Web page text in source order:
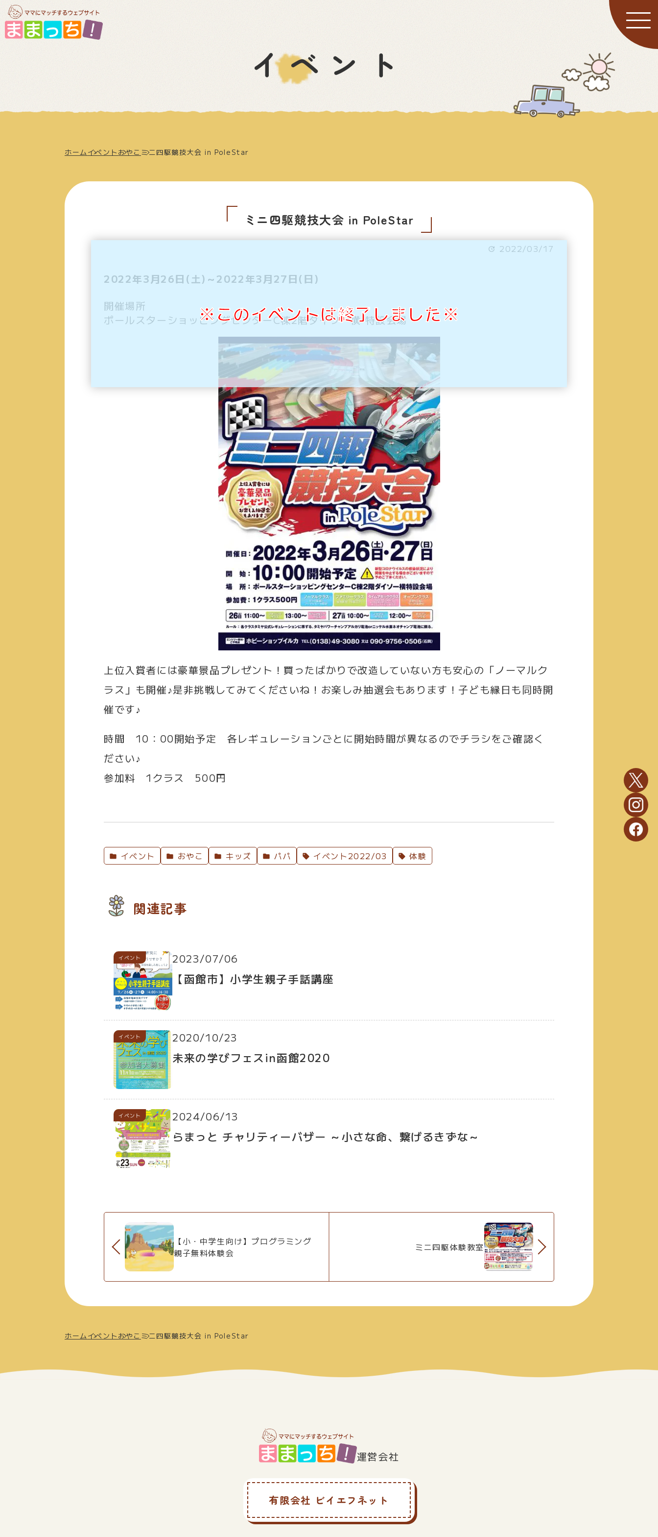
イベント
ホーム イベント おやこ ミニ四駆競技大会 in PoleStar
ミニ四駆競技大会 in PoleStar
2022/03/17
2022年3月26日(土)～2022年3月27日(日)
開催場所
ポールスターショッピングセンターC棟2階ダイソー横 特設会場
上位入賞者には豪華景品プレゼント！買ったばかりで改造していない方も安心の「ノーマルク
ラス」も開催♪是非挑戦してみてくださいね！お楽しみ抽選会もあります！子ども縁日も同時開
催です♪
時間 10：00開始予定 各レギュレーションごとに開始時間が異なるのでチラシをご確認く
ださい♪
参加料 1クラス 500円
※このイベントは終了しました※
イベント おやこ キッズ パパ イベント2022/03 体験
関連記事
イベント 2023/07/06
【函館市】小学生親子手話講座
イベント 2020/10/23
未来の学びフェスin函館2020
イベント 2024/06/13
らまっと チャリティーバザー ～小さな命、繋げるきずな～
【小・中学生向け】プログラミング
親子無料体験会
ミニ四駆体験教室
ホーム イベント おやこ ミニ四駆競技大会 in PoleStar
運営会社
有限会社 ビイエフネット